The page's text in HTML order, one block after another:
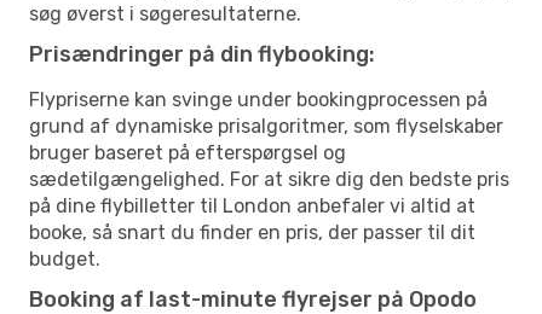
søg øverst i søgeresultaterne.
Prisændringer på din flybooking:
Flypriserne kan svinge under bookingprocessen på
grund af dynamiske prisalgoritmer, som flyselskaber
bruger baseret på efterspørgsel og
sædetilgængelighed. For at sikre dig den bedste pris
på dine flybilletter til London anbefaler vi altid at
booke, så snart du finder en pris, der passer til dit
budget.
Booking af last-minute flyrejser på Opodo